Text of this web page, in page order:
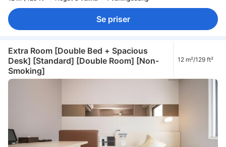
Se priser
Extra Room [Double Bed + Spacious
Desk] [Standard] [Double Room] [Non-
Smoking]
12 m²/129 ft²